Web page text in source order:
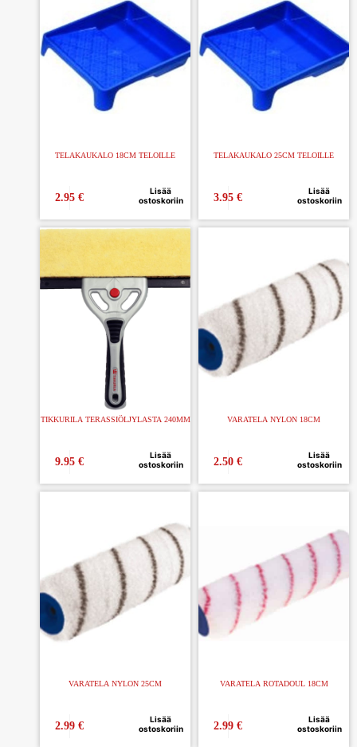
TELAKAUKALO 18CM TELOILLE
2.95€
Lisää
ostoskoriin
TELAKAUKALO 25CM TELOILLE
3.95€
Lisää
ostoskoriin
TIKKURILA TERASSIÖLJYLASTA 240MM
9.95€
Lisää
ostoskoriin
VARATELA NYLON 18CM
2.50€
Lisää
ostoskoriin
VARATELA NYLON 25CM
2.99€
Lisää
ostoskoriin
VARATELA ROTADOUL 18CM
2.99€
Lisää
ostoskoriin